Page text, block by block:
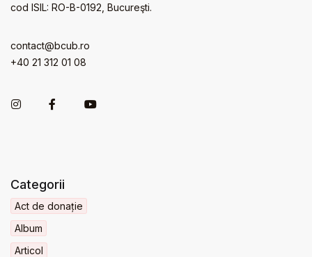
cod ISIL: RO-B-0192, Bucureşti.
contact@bcub.ro
+40 21 312 01 08
Categorii
Act de donație
Album
Articol